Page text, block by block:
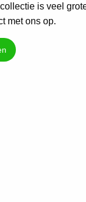
is veel
met ons op.